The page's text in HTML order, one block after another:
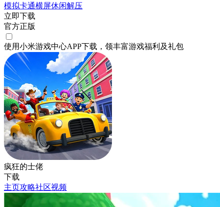
模拟卡通横屏休闲解压
立即下载
官方正版
使用小米游戏中心APP下载 ，领丰富游戏福利 及礼包
疯狂的士佬
下载
主页攻略社区视频